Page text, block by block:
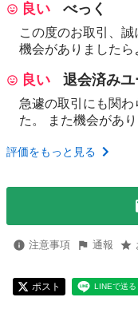
良い べっく
この度のお取引、
機会がありましたら
良い 退会済み
急遽の取引にも関
た。 また機会があ
評価をもっと見る
注意事項 通報
ポスト LINEで送る